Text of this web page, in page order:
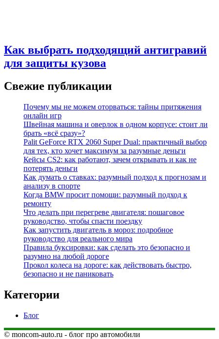
Как выбрать подходящий антигравий
для защиты кузова
Свежие публикации
Почему мы не можем оторваться: тайны притяжения
онлайн игр
Швейная машина и оверлок в одном корпусе: стоит ли
брать «всё сразу»?
Palit GeForce RTX 2060 Super Dual: практичный выбор
для тех, кто хочет максимум за разумные деньги
Кейсы CS2: как работают, зачем открывать и как не
потерять деньги
Как думать о ставках: разумный подход к прогнозам и
анализу в спорте
Когда BMW просит помощи: разумный подход к
ремонту
Что делать при перегреве двигателя: пошаговое
руководство, чтобы спасти поездку
Как запустить двигатель в мороз: подробное
руководство для реального мира
Правила буксировки: как сделать это безопасно и
разумно на любой дороге
Прокол колеса на дороге: как действовать быстро,
безопасно и не паниковать
Категории
Блог
© moncom-auto.ru - блог про автомобили